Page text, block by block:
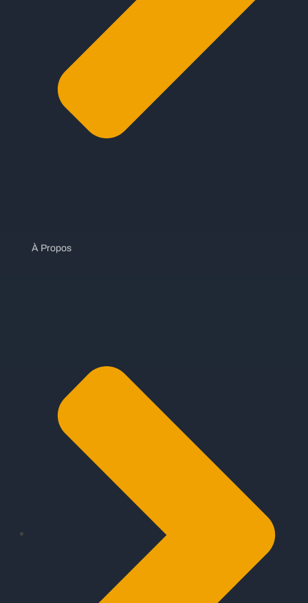
À Propos